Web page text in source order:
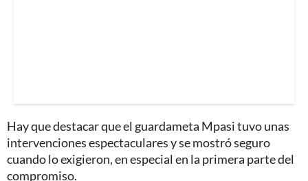
Hay que destacar que el guardameta Mpasi tuvo unas
intervenciones espectaculares y se mostró seguro
cuando lo exigieron, en especial en la primera parte del
compromiso.